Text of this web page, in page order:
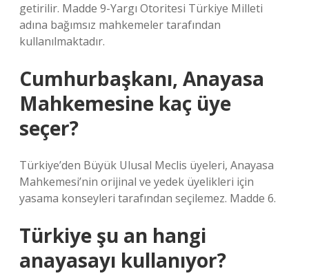
getirilir. Madde 9-Yargı Otoritesi Türkiye Milleti
adına bağımsız mahkemeler tarafından
kullanılmaktadır.
Cumhurbaşkanı, Anayasa
Mahkemesine kaç üye
seçer?
Türkiye’den Büyük Ulusal Meclis üyeleri, Anayasa
Mahkemesi’nin orijinal ve yedek üyelikleri için
yasama konseyleri tarafından seçilemez. Madde 6.
Türkiye şu an hangi
anayasayı kullanıyor?